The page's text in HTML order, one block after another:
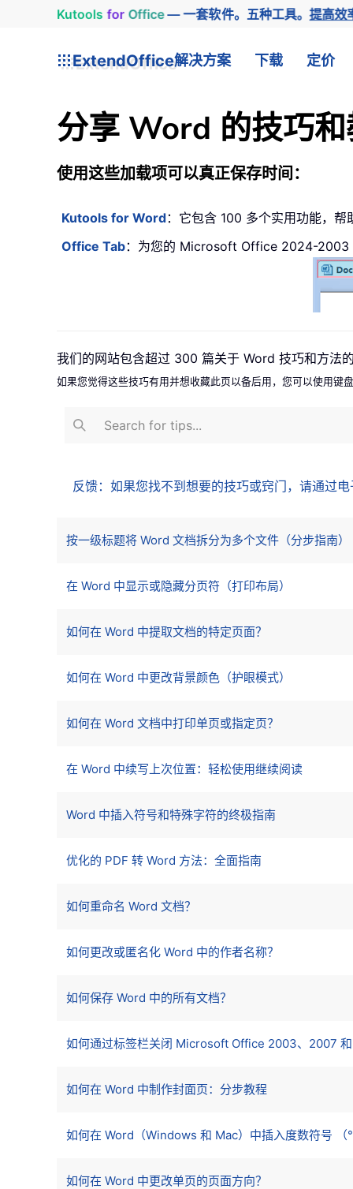
Kutools for Office— 一套软件。五种工具。提高
ExtendOffice解决方案 下载 定价
分享 Word 的技巧
使用这些加载项可以真正保存时间：
Kutools for Word：它包含 100 多个实用功能，
Office Tab：为您的 Microsoft Office 2024-2003
我们的网站包含超过 300 篇关于 Word 技巧和方法
如果您觉得这些技巧有用并想收藏此页以备后用，您可以使用键
反馈：如果您找不到想要的技巧或窍门，请通过
标题
按一级标题将 Word 文档拆分为多个文件（分步指南）
在 Word 中显示或隐藏分页符（打印布局）
如何在 Word 中提取文档的特定页面？
如何在 Word 中更改背景颜色（护眼模式）
如何在 Word 文档中打印单页或指定页？
在 Word 中续写上次位置：轻松使用继续阅读
Word 中插入符号和特殊字符的终极指南
优化的 PDF 转 Word 方法：全面指南
如何重命名 Word 文档？
如何更改或匿名化 Word 中的作者名称？
如何保存 Word 中的所有文档？
如何通过标签栏关闭 Microsoft Office 2003、2007
如何在 Word 中制作封面页：分步教程
如何在 Word（Windows 和 Mac）中插入度数符号 （
如何在 Word 中更改单页的页面方向？